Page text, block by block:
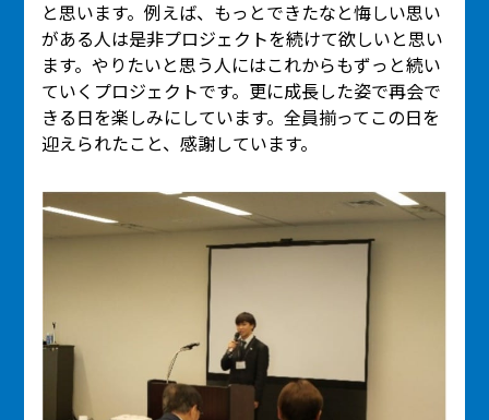
と思います。例えば、もっとできたなと悔しい思い
がある人は是非プロジェクトを続けて欲しいと思い
ます。やりたいと思う人にはこれからもずっと続い
ていくプロジェクトです。更に成長した姿で再会で
きる日を楽しみにしています。全員揃ってこの日を
迎えられたこと、感謝しています。